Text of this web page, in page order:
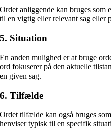
Ordet anliggende kan bruges som
til en vigtig eller relevant sag eller
5. Situation
En anden mulighed er at bruge
ord fokuserer på den aktuelle
en given sag.
6. Tilfælde
Ordet tilfælde kan også bruges
henviser typisk til en specifik